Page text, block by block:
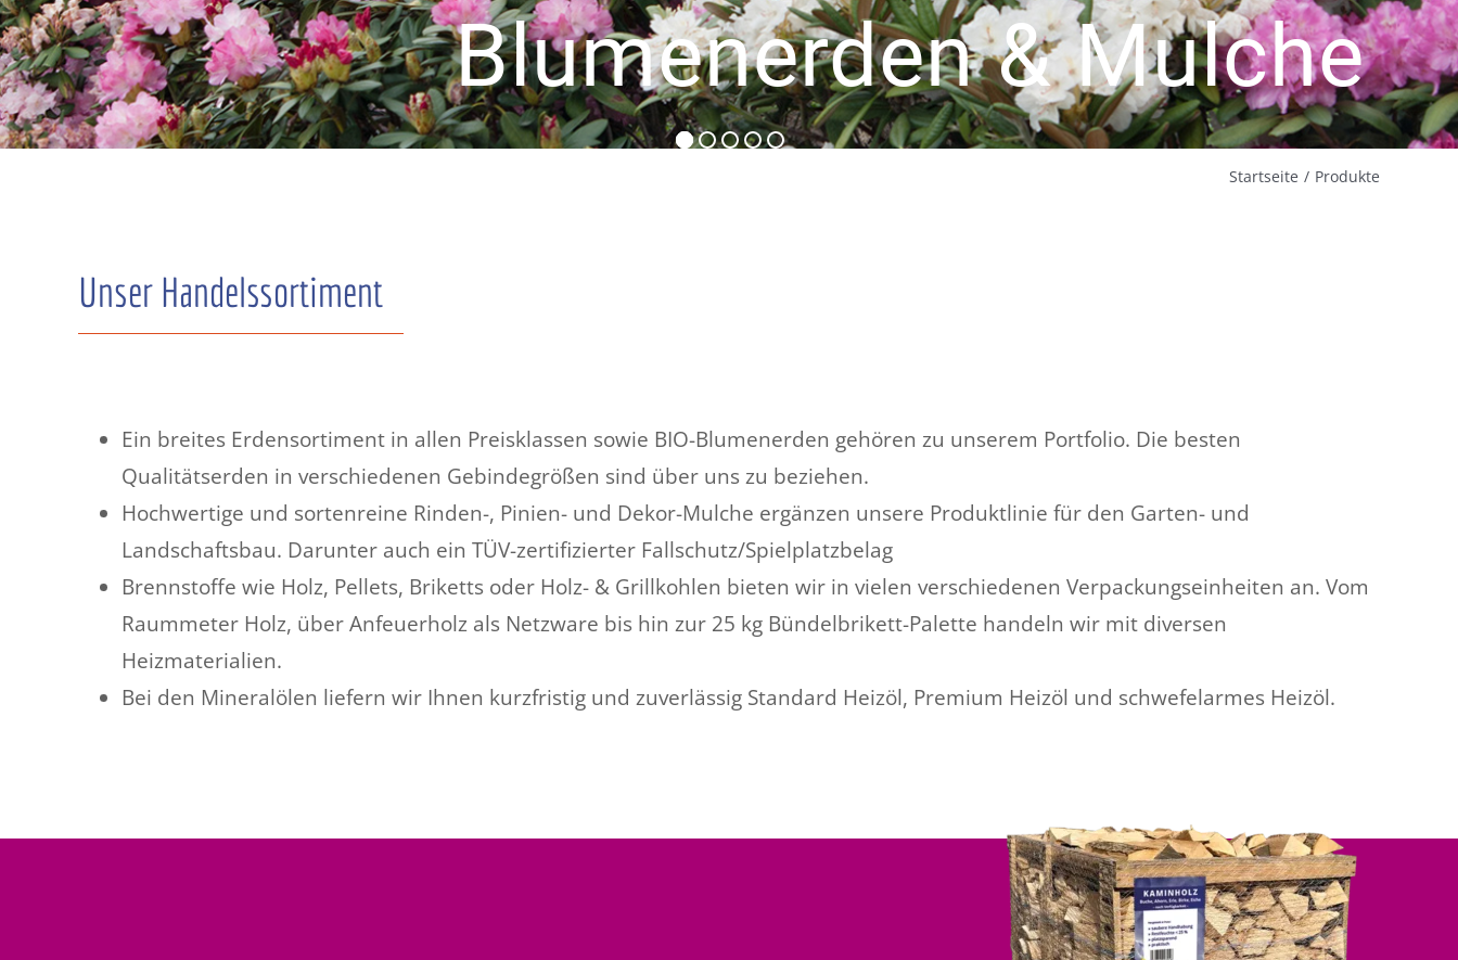
Blumenerden & Mulche
Startseite Produkte
Unser Handelssortiment
Ein breites Erdensortiment in allen Preisklassen sowie BIO-Blumenerden gehören zu unserem Portfolio. Die besten
Qualitätserden in verschiedenen Gebindegrößen sind über uns zu beziehen.
Hochwertige und sortenreine Rinden-, Pinien- und Dekor-Mulche ergänzen unsere Produktlinie für den Garten- und
Landschaftsbau. Darunter auch ein TÜV-zertifizierter Fallschutz/Spielplatzbelag
Brennstoffe wie Holz, Pellets, Briketts oder Holz- & Grillkohlen bieten wir in vielen verschiedenen Verpackungseinheiten an. Vom
Raummeter Holz, über Anfeuerholz als Netzware bis hin zur 25 kg Bündelbrikett-Palette handeln wir mit diversen
Heizmaterialien.
Bei den Mineralölen liefern wir Ihnen kurzfristig und zuverlässig Standard Heizöl, Premium Heizöl und schwefelarmes Heizöl.